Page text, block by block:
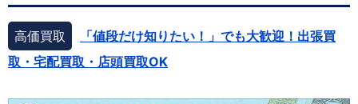
高価買取
「値段だけ知りたい！」でも大歓迎！出張買
取・宅配買取・店頭買取OK